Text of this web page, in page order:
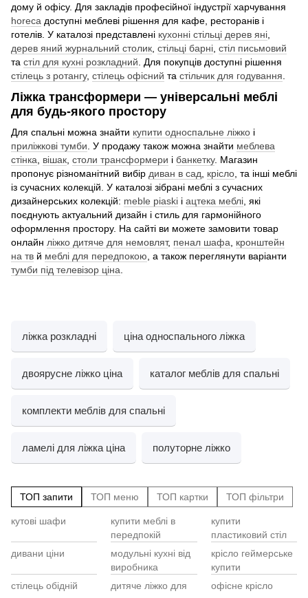
дому й офісу. Для закладів професійної індустрії харчування
horeca доступні меблеві рішення для кафе, ресторанів і
готелів. У каталозі представлені кухонні стільці дерев яні,
дерев яний журнальний столик, стільці барні, стіл письмовий
та стіл для кухні розкладний. Для покупців доступні рішення
стілець з ротангу, стілець офісний та стільчик для годування.
Ліжка трансформери — універсальні меблі
для будь-якого простору
Для спальні можна знайти купити односпальне ліжко і
приліжкові тумби . У продажу також можна знайти меблева
стінка
вішак столи трансформери і банкетку. Магазин
пропонує різноманітний вибір диван в сад крісло , та інші меблі
із сучасних колекцій. У каталозі зібрані меблі з сучасних
дизайнерських колекцій: meble piaski і ацтека меблі , які
поєднують актуальний дизайн і стиль для гармонійного
оформлення простору. На сайті ви можете замовити товар
онлайн ліжко дитяче для немовлят, пенал шафа
кронштейн
на тв й меблі для передпокою , а також переглянути варіанти
тумби під телевізор ціна
ліжка розкладні ціна односпального ліжка
двоярусне ліжко ціна каталог меблів для спальні
комплекти меблів для спальні
ламелі для ліжка ціна полуторне ліжко
ТОП запити ТОП меню ТОП картки ТОП фільтри
кутові шафи
купити меблі в
передпокій
купити
пластиковий стіл
дивани ціни
модульні кухні від
виробника
крісло геймерське
купити
стілець обідній
дитяче ліжко для
офісне крісло